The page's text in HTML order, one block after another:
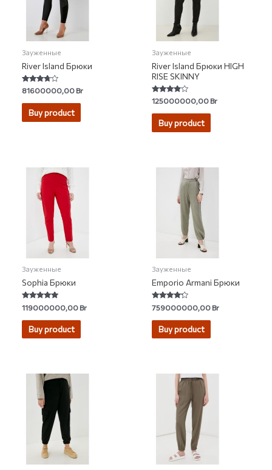
Зауженные
River Island Брюки
Rated
3.54
out of 5
81600000,00Br
Buy product
Зауженные
River Island Брюки HIGH
RISE SKINNY
Rated
3.67
out of 5
125000000,00Br
Buy product
Зауженные
Sophia Брюки
Rated
4.67
out of 5
119000000,00Br
Buy product
Зауженные
Emporio Armani Брюки
Rated
4.00
out of 5
759000000,00Br
Buy product